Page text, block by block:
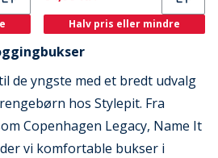
Halv pris eller mindre
de yngste med et bredt udvalg
hos Stylepit. Fra
Copenhagen Legacy, Name It
vi komfortable bukser i